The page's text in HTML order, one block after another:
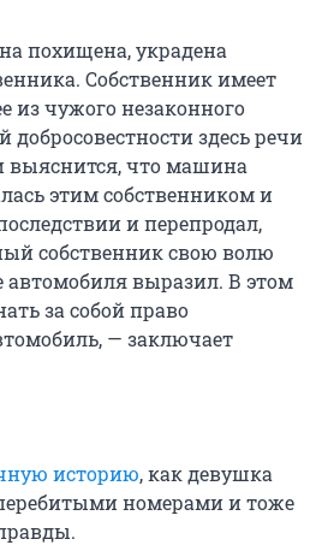
похищена, украдена
Собственник имеет
из чужого незаконного
добросовестности здесь речи
выяснится, что машина
этим собственником и
и перепродал,
собственник свою волю
автомобиля выразил. В этом
за собой право
— заключает
историю, как девушка
номерами и тоже